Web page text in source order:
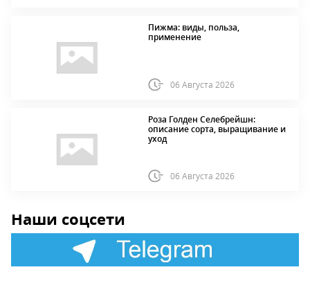
Пижма: виды, польза,
применение
06 Августа 2026
Роза Голден Селебрейшн:
описание сорта, выращивание и
уход
06 Августа 2026
Наши соцсети